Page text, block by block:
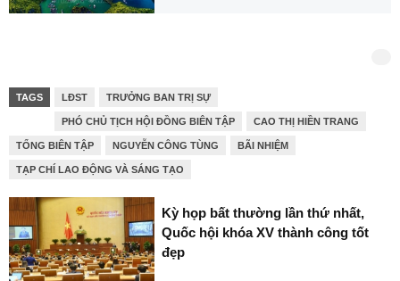
TAGS LĐST TRƯỞNG BAN TRỊ SỰ
PHÓ CHỦ TỊCH HỘI ĐỒNG BIÊN TẬP CAO THỊ HIỀN TRANG
TỔNG BIÊN TẬP NGUYỄN CÔNG TÙNG BÃI NHIỆM
TẠP CHÍ LAO ĐỘNG VÀ SÁNG TẠO
Kỳ họp bất thường lần thứ nhất,
Quốc hội khóa XV thành công tốt
đẹp